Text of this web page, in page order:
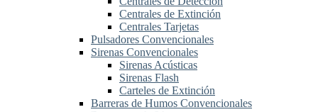
Centrales de Extinción
Centrales Tarjetas
Pulsadores Convencionales
Sirenas Convencionales
Sirenas Acústicas
Sirenas Flash
Carteles de Extinción
Barreras de Humos Convencionales